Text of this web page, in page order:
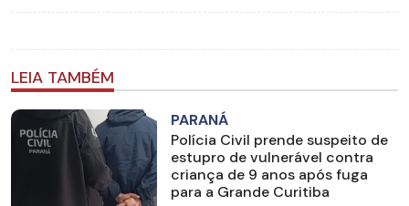
LEIA TAMBÉM
PARANÁ
Polícia Civil prende suspeito de
estupro de vulnerável contra
criança de 9 anos após fuga
para a Grande Curitiba